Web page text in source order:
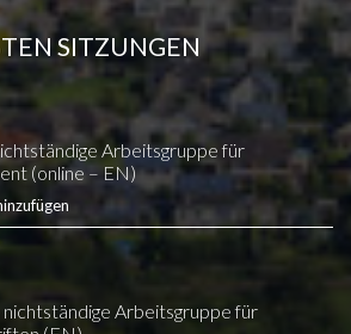
SITZUNGEN
Arbeitsgruppe für
(online – EN)
nichtständige Arbeitsgruppe für